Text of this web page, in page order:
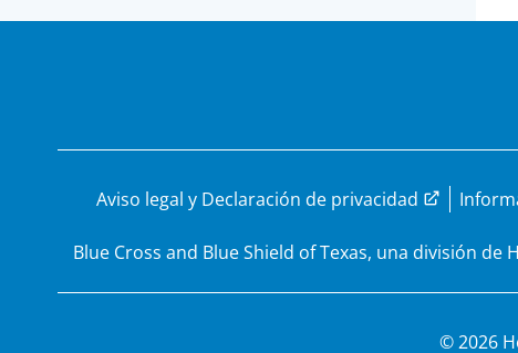
Aviso legal y Declaración de privacidad
Blue Cross and Blue Shield of Texas, una división
© 2026